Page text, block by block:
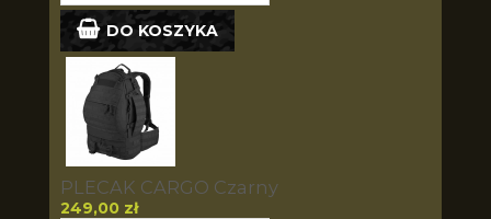
DO KOSZYKA
PLECAK CARGO Czarny
249,00 zł